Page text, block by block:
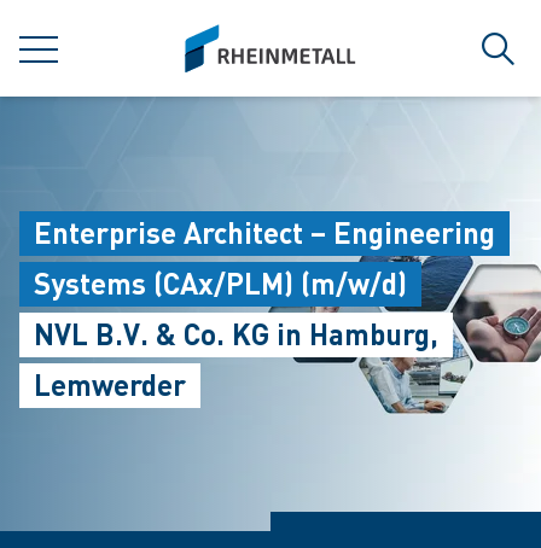
MENÜ
siteLogo
Enterprise Architect – Engineering
Systems (CAx/PLM) (m/w/d)
NVL B.V. & Co. KG in Hamburg,
Lemwerder